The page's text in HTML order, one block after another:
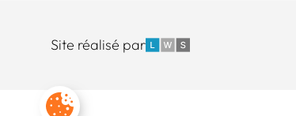
Site réalisé parLWS